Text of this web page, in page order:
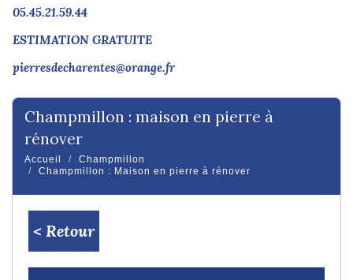
05.45.21.59.44
ESTIMATION GRATUITE
pierresdecharentes@orange.fr
champmillon : maison en pierre à
rénover
Accueil
Champmillon
Champmillon : Maison en pierre à rénover
< Retour